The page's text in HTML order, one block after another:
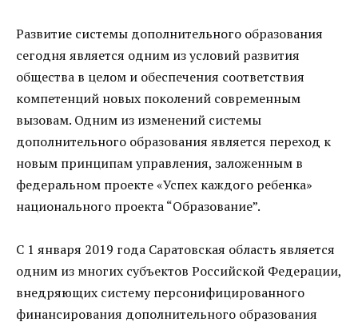
Развитие системы дополнительного образования
сегодня является одним из условий развития
общества в целом и обеспечения соответствия
компетенций новых поколений современным
вызовам. Одним из изменений системы
дополнительного образования является переход к
новым принципам управления, заложенным в
федеральном проекте «Успех каждого ребенка»
национального проекта “Образование”.
С 1 января 2019 года Саратовская область является
одним из многих субъектов Российской Федерации,
внедряющих систему персонифицированного
финансирования дополнительного образования